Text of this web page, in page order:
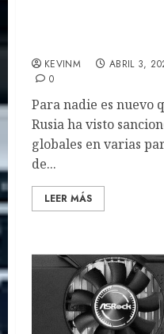
KEVINM
ABRIL 3,
0
Para nadie es nuevo
Rusia ha visto
globales en varias
de...
LEER MÁS